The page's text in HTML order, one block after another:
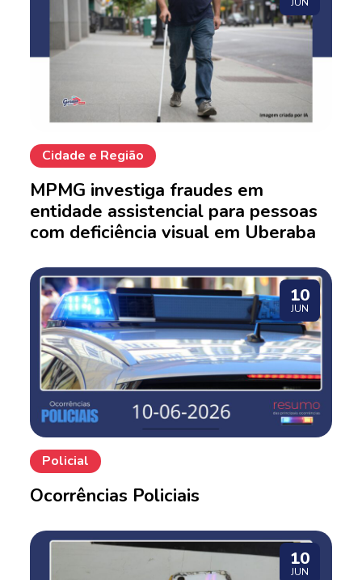
Cidade e Região
MPMG investiga fraudes em
entidade assistencial para pessoas
com deficiência visual em Uberaba
10
JUN
Policial
Ocorrências Policiais
10
JUN